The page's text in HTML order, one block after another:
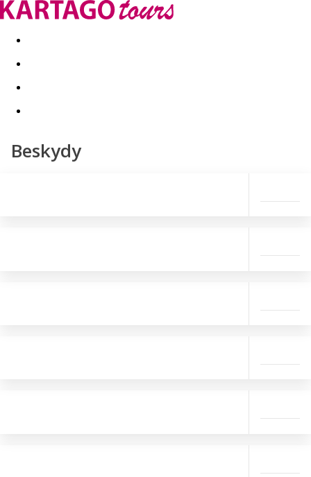
Last minute Dovolenkové kluby
Beskydy